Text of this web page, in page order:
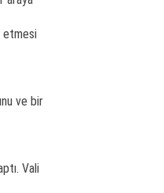
etmesi
ve bir
Vali